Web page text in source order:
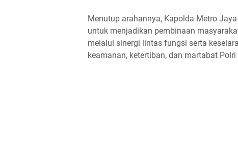
Menutup arahannya, Kapolda Metro
untuk menjadikan pembinaan
melalui sinergi lintas fungsi serta
keamanan, ketertiban, dan martabat